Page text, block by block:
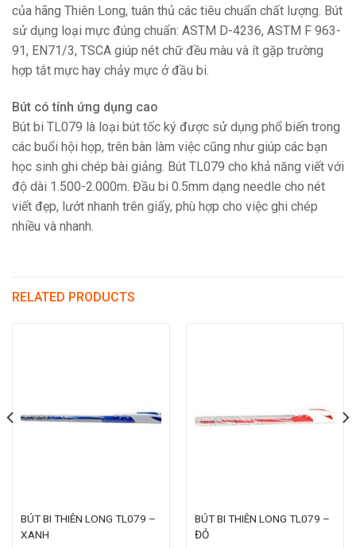
của hãng Thiên Long, tuân thủ các tiêu chuẩn chất lượng. Bút
sử dụng loại mực đúng chuẩn: ASTM D-4236, ASTM F 963-
91, EN71/3, TSCA giúp nét chữ đều màu và ít gặp trường
hợp tắt mực hay chảy mực ở đầu bi.
Bút có tính ứng dụng cao
Bút bi TL079 là loại bút tốc ký được sử dụng phổ biến trong
các buổi hội họp, trên bàn làm việc cũng như giúp các bạn
học sinh ghi chép bài giảng. Bút TL079 cho khả năng viết với
độ dài 1.500-2.000m. Đầu bi 0.5mm dạng needle cho nét
viết đẹp, lướt nhanh trên giấy, phù hợp cho việc ghi chép
nhiều và nhanh.
RELATED PRODUCTS
BÚT BI THIÊN LONG TL079 –
XANH
BÚT BI THIÊN LONG TL079 –
ĐỎ